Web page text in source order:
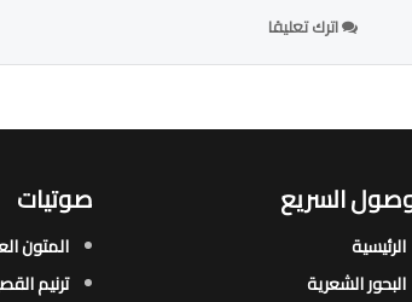
اترك تعليقا
السريع
الرئيسية
البحور الشعرية​
صوتيات
المتون
ترنيم